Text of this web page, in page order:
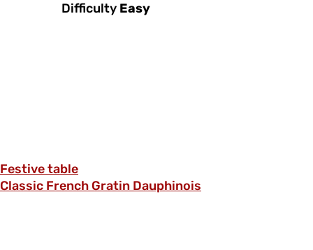
Difficulty Easy
Festive table
Classic French Gratin Dauphinois